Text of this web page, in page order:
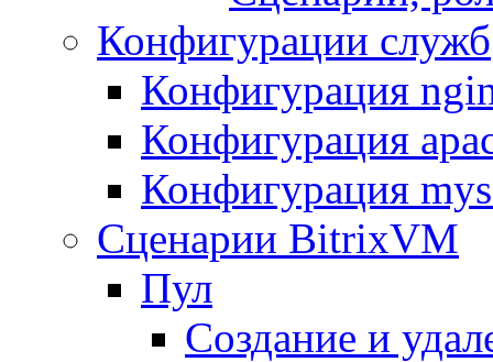
Конфигурации служб
Конфигурация
Конфигурация
Конфигурация
Сценарии BitrixVM
Пул
Создание и